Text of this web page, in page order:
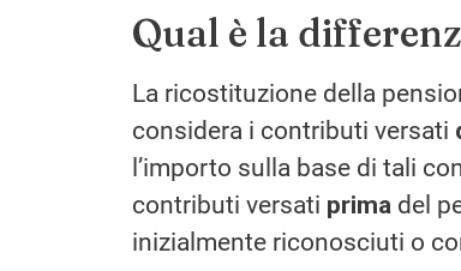
Qual è la
La ricostituzione della
considera i contributi versati
l’importo sulla base di tali
contributi versati prima del
inizialmente riconosciuti o